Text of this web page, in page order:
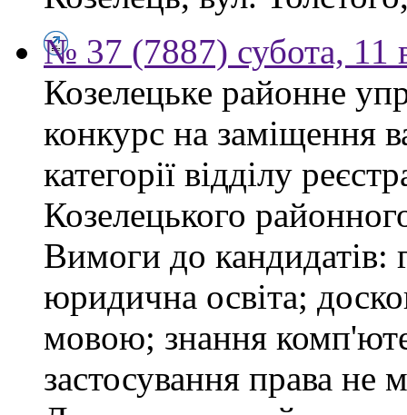
№ 37 (7887) субота, 11
Козелецьке районне
конкурс на заміщення
категорії відділу
Козелецького
Вимоги до кандидатів:
юридична освіта;
мовою; знання
застосування права не